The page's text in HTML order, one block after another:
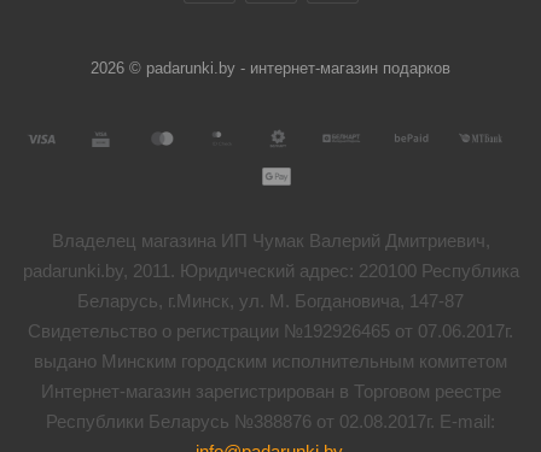
2026 © padarunki.by - интернет-магазин подарков
Владелец магазина ИП Чумак Валерий Дмитриевич,
padarunki.by, 2011. Юридический адрес: 220100 Республика
Беларусь, г.Минск, ул. М. Богдановича, 147-87
Свидетельство о регистрации №192926465 от 07.06.2017г.
выдано Минским городским исполнительным комитетом
Интернет-магазин зарегистрирован в Торговом реестре
Республики Беларусь №388876 от 02.08.2017г. E-mail: